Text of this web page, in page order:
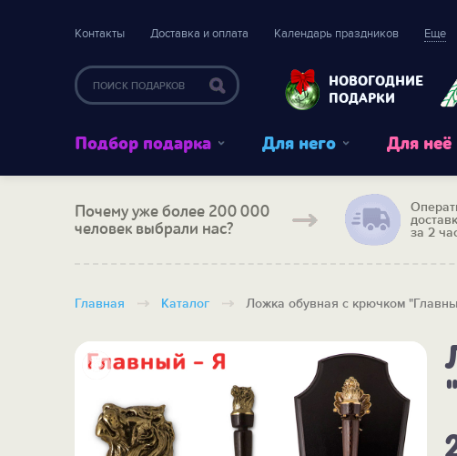
Контакты Доставка и оплата Календарь праздников Еще
НОВОГОДНИЕ
ПОДАРКИ
Подбор подарка Для него Для неё
Почему уже более 200 000
человек выбрали нас?
за 2
Главная Каталог Ложка обувная с крючком